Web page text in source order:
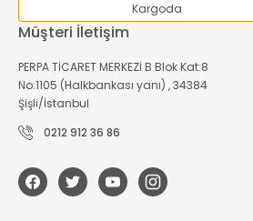
Kargoda
Müşteri İletişim
PERPA TİCARET MERKEZİ B Blok Kat:8
No:1105 (Halkbankası yanı) , 34384
Şişli/İstanbul
0212 912 36 86